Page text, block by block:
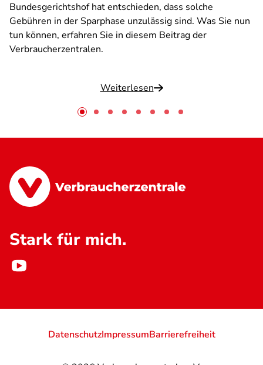
Bundesgerichtshof hat entschieden, dass solche
Gebühren in der Sparphase unzulässig sind. Was Sie nun
tun können, erfahren Sie in diesem Beitrag der
Verbraucherzentralen.
Weiterlesen
Stark für mich.
DatenschutzImpressumBarrierefreiheit